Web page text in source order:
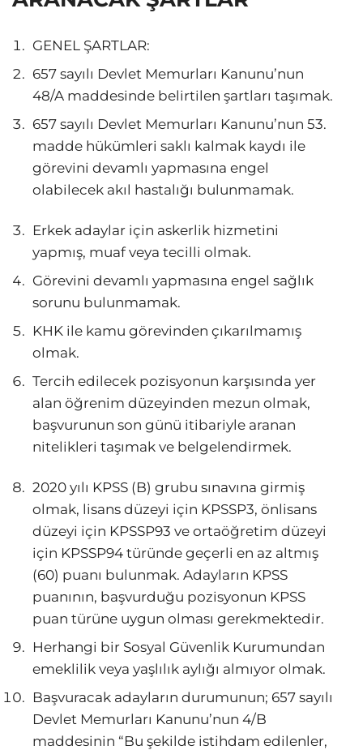
GENEL ŞARTLAR:
657 sayılı Devlet Memurları Kanunu’nun
48/A maddesinde belirtilen şartları taşımak.
657 sayılı Devlet Memurları Kanunu’nun 53.
madde hükümleri saklı kalmak kaydı ile
görevini devamlı yapmasına engel
olabilecek akıl hastalığı bulunmamak.
Erkek adaylar için askerlik hizmetini
yapmış, muaf veya tecilli olmak.
Görevini devamlı yapmasına engel sağlık
sorunu bulunmamak.
KHK ile kamu görevinden çıkarılmamış
olmak.
Tercih edilecek pozisyonun karşısında yer
alan öğrenim düzeyinden mezun olmak,
başvurunun son günü itibariyle aranan
nitelikleri taşımak ve belgelendirmek.
2020 yılı KPSS (B) grubu sınavına girmiş
olmak, lisans düzeyi için KPSSP3, önlisans
düzeyi için KPSSP93 ve ortaöğretim düzeyi
için KPSSP94 türünde geçerli en az altmış
(60) puanı bulunmak. Adayların KPSS
puanının, başvurduğu pozisyonun KPSS
puan türüne uygun olması gerekmektedir.
Herhangi bir Sosyal Güvenlik Kurumundan
emeklilik veya yaşlılık aylığı almıyor olmak.
Başvuracak adayların durumunun; 657 sayılı
Devlet Memurları Kanunu’nun 4/B
maddesinin “Bu şekilde istihdam edilenler,